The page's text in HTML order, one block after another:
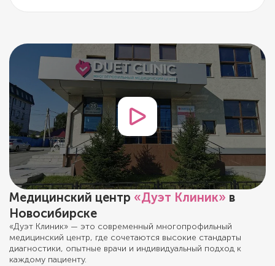
Медицинский центр «Дуэт Клиник» в
Новосибирске
«Дуэт Клиник» — это современный многопрофильный
медицинский центр, где сочетаются высокие стандарты
диагностики, опытные врачи и индивидуальный подход к
каждому пациенту.